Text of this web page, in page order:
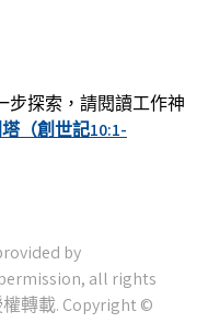
步探索，請閱讀工作神
（創世記10:1-